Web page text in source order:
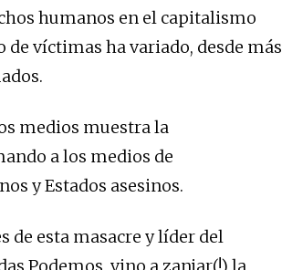
humanos en el capitalismo
víctimas ha variado, desde más
medios muestra la
a los medios de
y Estados asesinos.
de esta masacre y líder del